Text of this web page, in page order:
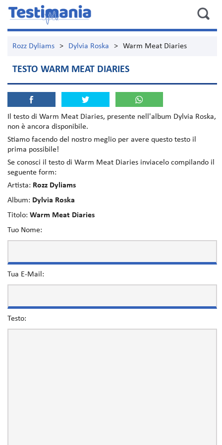
Rozz Dyliams > Dylvia Roska > Warm Meat Diaries
TESTO WARM MEAT DIARIES
Il testo di Warm Meat Diaries, presente nell'album Dylvia Roska,
non è ancora disponibile.
Stiamo facendo del nostro meglio per avere questo testo il
prima possibile!
Se conosci il testo di Warm Meat Diaries inviacelo compilando il
seguente form:
Artista: Rozz Dyliams
Album: Dylvia Roska
Titolo: Warm Meat Diaries
Tuo Nome:
Tua E-Mail:
Testo: